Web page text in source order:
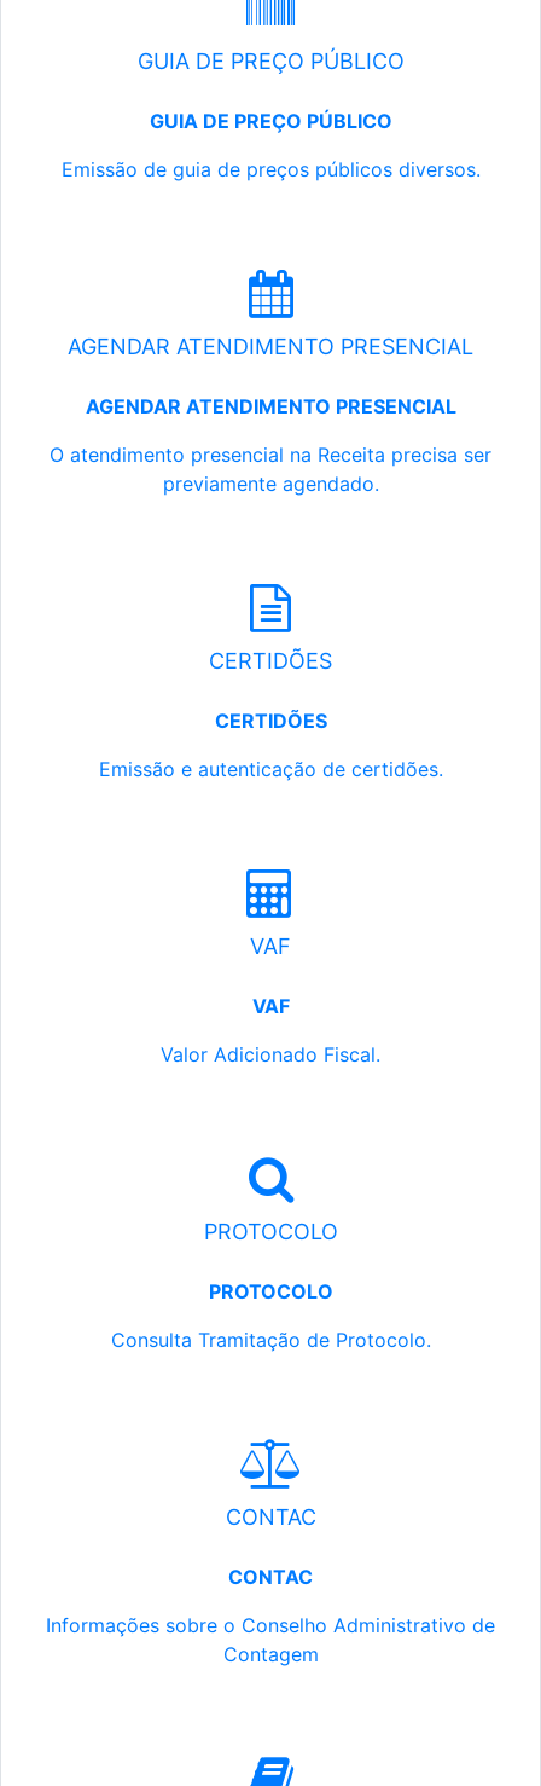
GUIA DE PREÇO PÚBLICO
GUIA DE PREÇO PÚBLICO
Emissão de guia de preços públicos diversos.
AGENDAR ATENDIMENTO PRESENCIAL
AGENDAR ATENDIMENTO PRESENCIAL
O atendimento presencial na Receita precisa ser
previamente agendado.
CERTIDÕES
CERTIDÕES
Emissão e autenticação de certidões.
VAF
VAF
Valor Adicionado Fiscal.
PROTOCOLO
PROTOCOLO
Consulta Tramitação de Protocolo.
CONTAC
CONTAC
Informações sobre o Conselho Administrativo de
Contagem